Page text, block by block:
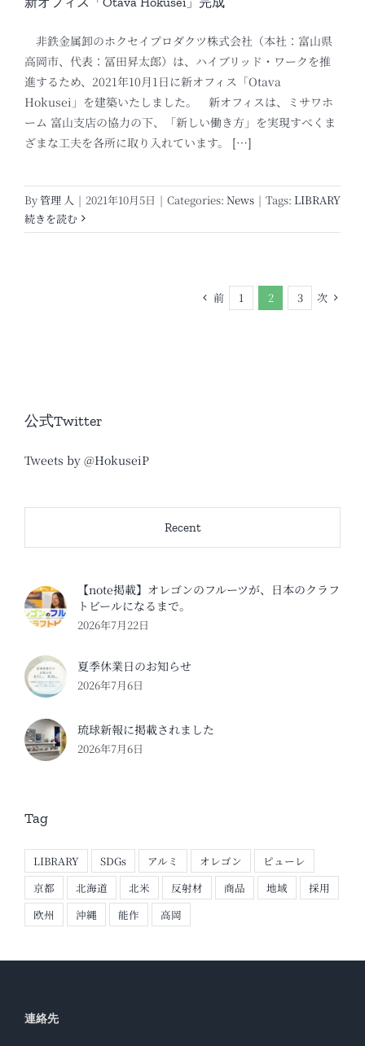
非鉄金属卸のホクセイプロダクツ株式会社（本社：富山県
高岡市、代表：冨田昇太郎）は、ハイブリッド・ワークを推
進するため、2021年10月1日に新オフィス「Otava
Hokusei」を建築いたしました。 新オフィスは、ミサワホ
ーム 富山支店の協力の下、「新しい働き方」を実現すべくま
ざまな工夫を各所に取り入れています。 […]
By管理 人 | 2021年10月5日 | Categories: News | Tags: LIBRARY
続きを読む
前 1 2 3 次
公式Twitter
Tweets by @HokuseiP
Recent
【note掲載】オレゴンのフルーツが、日本のクラフ
トビールになるまで。
2026年7月22日
夏季休業日のお知らせ
2026年7月6日
琉球新報に掲載されました
2026年7月6日
Tag
LIBRARY SDGs アルミ オレゴン
ピューレ
京都
北海道 北米 反射材 商品 地域
採用
欧州
沖縄 能作 高岡
連絡先